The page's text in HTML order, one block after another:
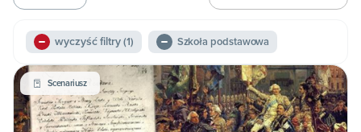
wyczyść filtry(1) Szkoła podstawowa
Scenariusz